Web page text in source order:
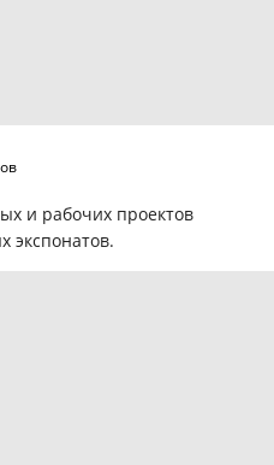
и рабочих проектов
экспонатов.